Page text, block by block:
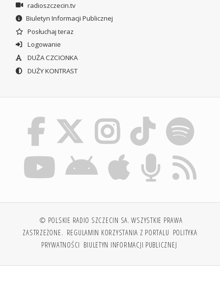
radioszczecin.tv
Biuletyn Informacji Publicznej
Posłuchaj teraz
Logowanie
DUŻA CZCIONKA
DUŻY KONTRAST
© POLSKIE RADIO SZCZECIN SA. WSZYSTKIE PRAWA
ZASTRZEŻONE. REGULAMIN KORZYSTANIA Z PORTALU POLITYKA
PRYWATNOŚCI BIULETYN INFORMACJI PUBLICZNEJ